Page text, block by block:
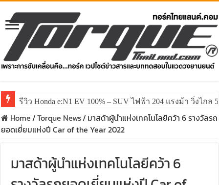
รีวิว Honda e:N1 EV 100% – SUV ไฟฟ้า 204 แรงม้า วิ่งไกล
Home/Torque News/ มาสด้าผู้นำแห่งเทคโนโลยีคว้า 6 รางวัลรถ
ยอดเยี่ยมแห่งปี Car of the Year 2022
มาสด้าผู้นำแห่งเทคโนโลยีคว้า 6